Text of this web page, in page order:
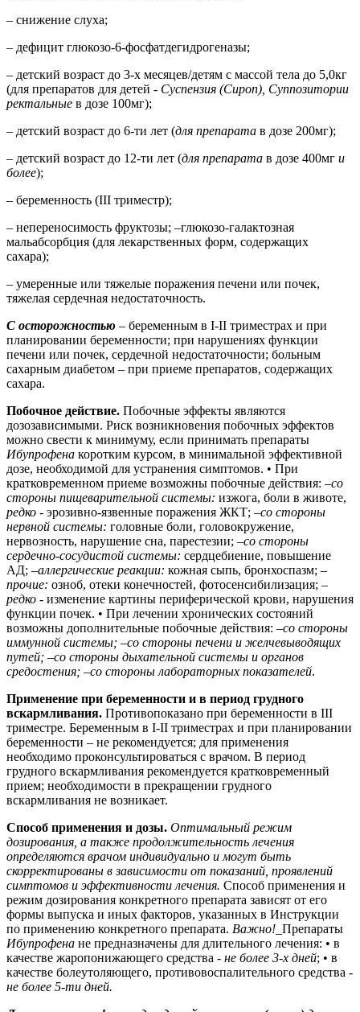
– снижение слуха;
– дефицит глюкозо-6-фосфатдегидрогеназы;
– детский возраст до 3-х месяцев/детям с массой тела до 5,0кг
(для препаратов для детей - Суспензия (Сироп), Суппозитории
ректальные в дозе 100мг);
– детский возраст до 6-ти лет (для препарата в дозе 200мг);
– детский возраст до 12-ти лет (для препарата в дозе 400мг и
более);
– беременность (III триместр);
– непереносимость фруктозы; –глюкозо-галактозная
мальабсорбция (для лекарственных форм, содержащих
сахара);
– умеренные или тяжелые поражения печени или почек,
тяжелая сердечная недостаточность.
С осторожностью – беременным в I-II триместрах и при
планировании беременности; при нарушениях функции
печени или почек, сердечной недостаточности; больным
сахарным диабетом – при приеме препаратов, содержащих
сахара.
Побочное действие. Побочные эффекты являются
дозозависимыми. Риск возникновения побочных эффектов
можно свести к минимуму, если принимать препараты
Ибупрофена коротким курсом, в минимальной эффективной
дозе, необходимой для устранения симптомов. • При
кратковременном приеме возможны побочные действия: –со
стороны пищеварительной системы: изжога, боли в животе,
редко - эрозивно-язвенные поражения ЖКТ; –со стороны
нервной системы: головные боли, головокружение,
нервозность, нарушение сна, парестезии; –со стороны
сердечно-сосудистой системы: сердцебиение, повышение
АД; –аллергические реакции: кожная сыпь, бронхоспазм; –
прочие: озноб, отеки конечностей, фотосенсибилизация; –
редко - изменение картины периферической крови, нарушения
функции почек. • При лечении хронических состояний
возможны дополнительные побочные действия: –со стороны
иммунной системы; –со стороны печени и желчевыводящих
путей; –со стороны дыхательной системы и органов
средостения; –со стороны лабораторных показателей.
Применение при беременности и в период грудного
вскармливания. Противопоказано при беременности в III
триместре. Беременным в I-II триместрах и при планировании
беременности – не рекомендуется; для применения
необходимо проконсультироваться с врачом. В период
грудного вскармливания рекомендуется кратковременный
прием; необходимости в прекращении грудного
вскармливания не возникает.
Способ применения и дозы. Оптимальный режим
дозирования, а также продолжительность лечения
определяются врачом индивидуально и могут быть
скорректированы в зависимости от показаний, проявлений
симптомов и эффективности лечения. Способ применения и
режим дозирования конкретного препарата зависят от его
формы выпуска и иных факторов, указанных в Инструкции
по применению конкретного препарата. Важно!_ Препараты
Ибупрофена не предназначены для длительного лечения: • в
качестве жаропонижающего средства - не более 3-х дней; • в
качестве болеутоляющего, противовоспалительного средства -
не более 5-ти дней.